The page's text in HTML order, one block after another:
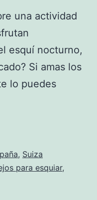
una actividad
esquí nocturno,
Si amas los
lo puedes
, Suiza
para esquiar,